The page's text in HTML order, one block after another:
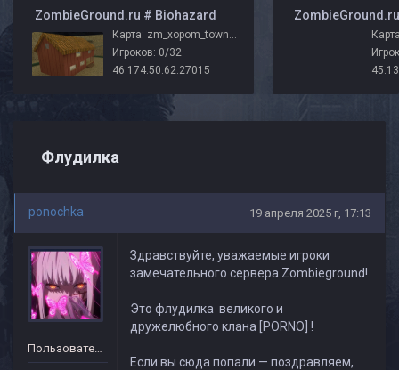
️ ZombieGround.ru # Biohazard
Карта: zm_xopom_town_zg_v2
Игроков: 0/32
46.174.50.62:27015
Флудилка
ponochka 19 апреля 2025 г, 17:13
Пользователь
Здравствуйте, уважаемые игроки
замечательного сервера Zombieground!
Это флудилка великого и
дружелюбного клана [PORNO] !
Если вы сюда попали — поздравляем,